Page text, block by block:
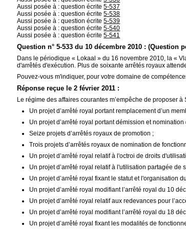
Aussi posée à : question écrite5-537
Aussi posée à : question écrite5-538
Aussi posée à : question écrite5-539
Aussi posée à : question écrite5-540
Aussi posée à : question écrite5-541
Question n° 5-533 du 10 décembre 2010 : (Question
Dans le périodique « Lokaal » du 16 novembre 2010, la «
d'arrêtés d'exécution. Plus de soixante arrêtés royaux
Pouvez-vous m'indiquer, pour votre domaine de
Réponse reçue le 2 février 2011 :
Le régime des affaires courantes m’empêche de proposer à
Un projet d’arrêté royal portant remplacement d’un
Un projet d’arrêté royal portant démission et
Seize projets d’arrêtés royaux de promotion ;
Trois projets d’arrêtés royaux de nomination de
Un projet d’arrêté royal relatif à l'octroi de droits
Un projet d’arrêté royal relatif à l'utilisation partagée de
Un projet d’arrêté royal fixant le statut et l'organisation
Un projet d’arrêté royal modifiant l’arrêté royal du 10
Un projet d’arrêté royal relatif aux redevances pour
Un projet d’arrêté royal modifiant l’arrêté royal du 18
Un projet d’arrêté royal fixant les modalités de